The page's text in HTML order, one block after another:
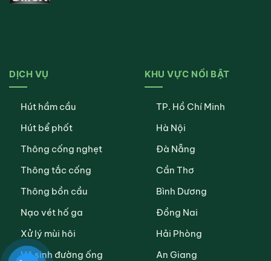
DỊCH VỤ
Hút hầm cầu
Hút bể phốt
Thông cống nghẹt
Thông tắc cống
Thông bồn cầu
Nạo vét hố ga
Xử lý mùi hôi
Vệ sinh đường ống
KHU VỰC NỔI BẬT
TP. Hồ Chí Minh
Hà Nội
Đà Nẵng
Cần Thơ
Bình Dương
Đồng Nai
Hải Phòng
An Giang